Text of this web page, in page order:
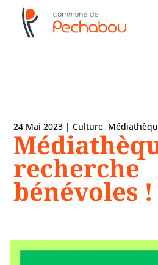
24 Mai 2023 |Culture,
recherche
bénévoles !